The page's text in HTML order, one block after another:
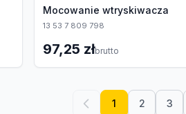
Mocowanie wtryskiwacza
13 53 7 809 798
97,25 złbrutto
1 2 3